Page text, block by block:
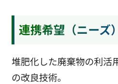
連携希望（ニーズ）
堆肥化した廃棄物の利活
の改良技術。